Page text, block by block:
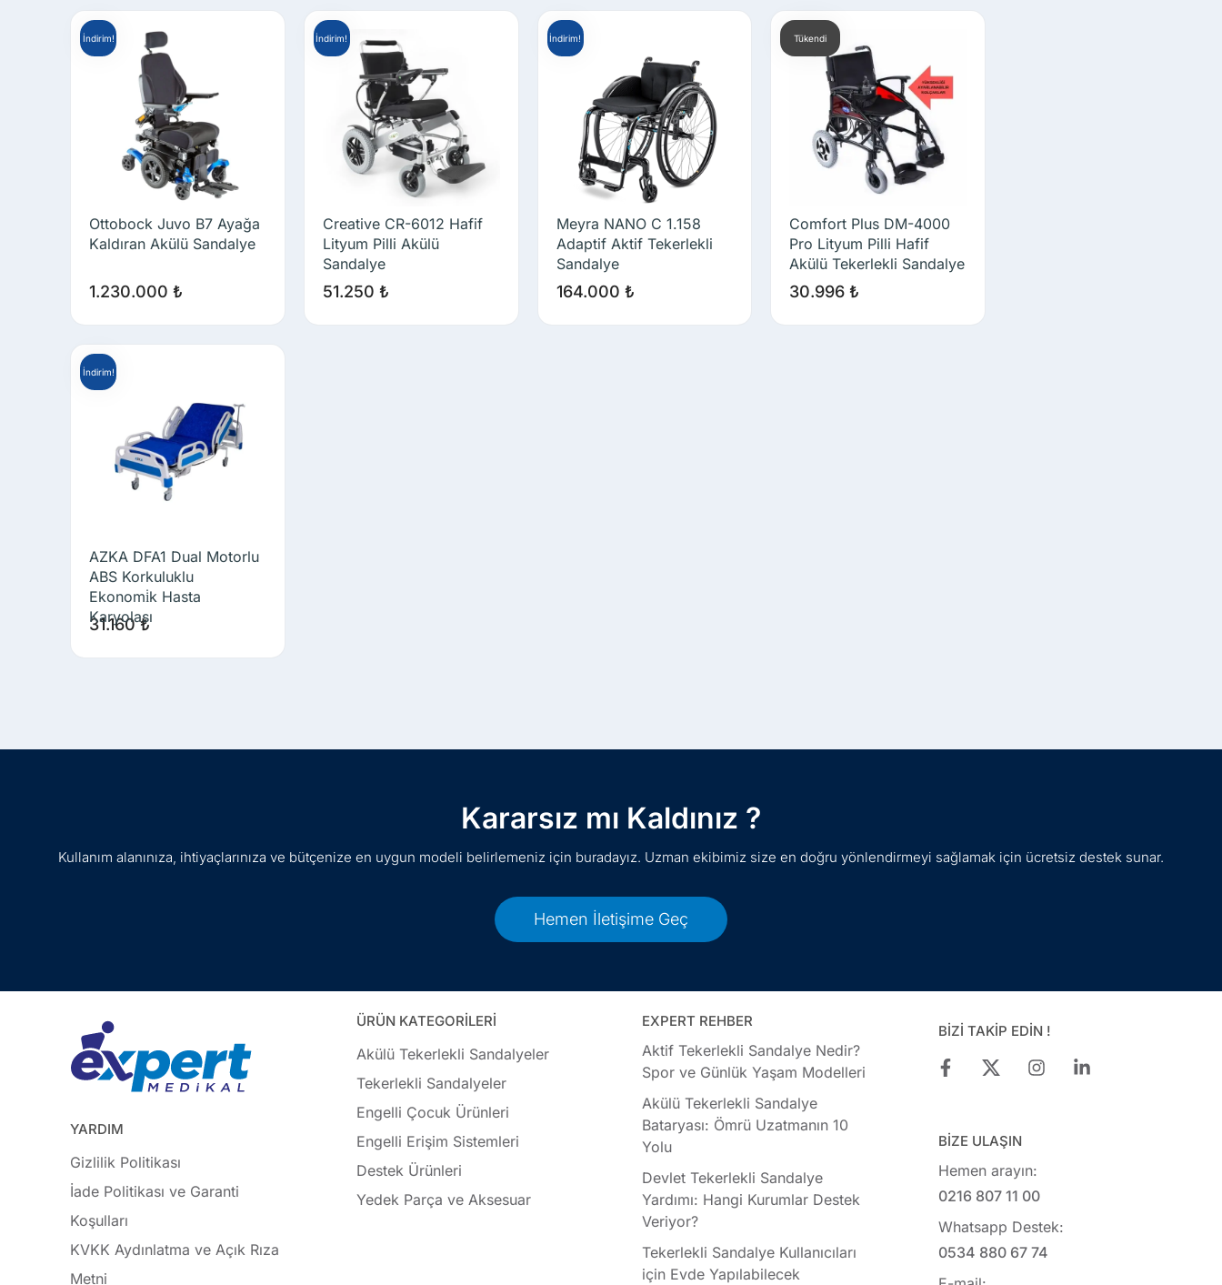
Ottobock Juvo B7 Ayağa
Kaldıran Akülü Sandalye
1.230.000₺
İndirim!
Creative CR-6012 Hafif
Lityum Pilli Akülü
Sandalye
51.250 ₺
İndirim!
Meyra NANO C 1.158
Adaptif Aktif Tekerlekli
Sandalye
164.000 ₺
İndirim!
Comfort Plus DM-4000
Pro Lityum Pilli Hafif
Akülü Tekerlekli Sandalye
30.996₺
Tükendi
AZKA DFA1 Dual Motorlu
ABS Korkuluklu
Ekonomi̇k Hasta
Karyolası
31.160₺
İndirim!
Kararsız mı Kaldınız ?
Kullanım alanınıza, ihtiyaçlarınıza ve bütçenize en uygun modeli belirlemeniz için buradayız. Uzman ekibimiz size en doğru yönlendirmeyi sağlamak için ücretsiz destek sunar.
Hemen İletişime Geç
YARDIM
Gizlilik Politikası
İade Politikası ve Garanti
Koşulları
KVKK Aydınlatma ve Açık Rıza
Metni
ÜRÜN KATEGORİLERİ
Akülü Tekerlekli Sandalyeler
Tekerlekli Sandalyeler
Engelli Çocuk Ürünleri
Engelli Erişim Sistemleri
Destek Ürünleri
Yedek Parça ve Aksesuar
EXPERT REHBER
Aktif Tekerlekli Sandalye Nedir?
Spor ve Günlük Yaşam Modelleri
Akülü Tekerlekli Sandalye
Bataryası: Ömrü Uzatmanın 10
Yolu
Devlet Tekerlekli Sandalye
Yardımı: Hangi Kurumlar Destek
Veriyor?
Tekerlekli Sandalye Kullanıcıları
için Evde Yapılabilecek
BİZİ TAKİP EDİN !
BİZE ULAŞIN
Hemen arayın:
0216 807 11 00
Whatsapp Destek:
0534 880 67 74